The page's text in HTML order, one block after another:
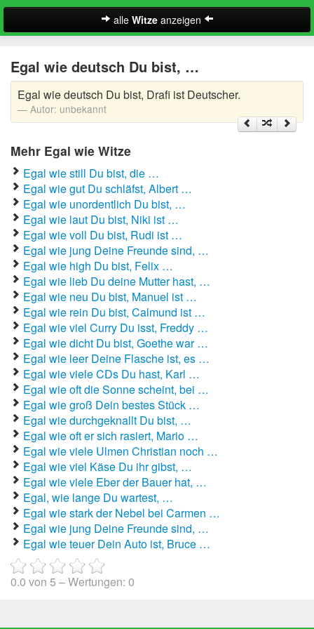
alle Witzeanzeigen
A-Klasse Witze
Akademiker Witze
Anrufbeantworter Ansagen
Antiwitze
Anwaltswitze
Arbeitswitze
Arztwitze
Autoaufkleber Sprüche
Bankerwitze
Bart Simpson Sprüche
Bauernregeln
Bauernwitze
Bayern Witze
Beamtenwitze
Bierwitze
Bill Clinton Witze
Egal wie deutsch Du bist, …
Egal wie deutsch Du bist, Drafi ist Deutscher.
Autor: unbekannt
Mehr Egal wie Witze
Egal wie still Du bist, die …
Egal wie gut Du schläfst, Albert …
Egal wie unordentlich Du bist, …
Egal wie laut Du bist, Niki ist …
Egal wie voll Du bist, Rudi ist …
Egal wie jung Deine Freunde sind, …
Egal wie high Du bist, Felix …
Egal wie lieb Du deine Mutter hast, …
Egal wie neu Du bist, Manuel ist …
Egal wie rein Du bist, Calmund ist …
Egal wie viel Curry Du isst, Freddy …
Egal wie dicht Du bist, Goethe war …
Egal wie leer Deine Flasche ist, es …
Egal wie viele CDs Du hast, Karl …
Egal wie oft die Sonne scheint, bei …
Egal wie groß Dein bestes Stück …
Egal wie durchgeknallt Du bist, …
Egal wie oft er sich rasiert, Mario …
Egal wie viele Ulmen Christian noch …
Egal wie viel Käse Du ihr gibst, …
Egal wie viele Eber der Bauer hat, …
Egal, wie lange Du wartest, …
Egal wie stark der Nebel bei Carmen …
Egal wie jung Deine Freunde sind, …
Egal wie teuer Dein Auto ist, Bruce …
0.0 von 5 – Wertungen: 0